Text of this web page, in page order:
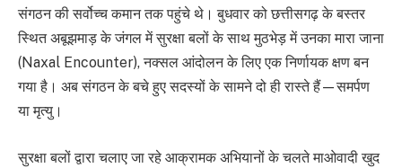
संगठन की सर्वोच्च कमान तक पहुंचे थे। बुधवार को छत्तीसगढ़ के बस्तर
स्थित अबूझमाड़ के जंगल में सुरक्षा बलों के साथ मुठभेड़ में उनका मारा जाना
(Naxal Encounter), नक्सल आंदोलन के लिए एक निर्णायक क्षण बन
गया है। अब संगठन के बचे हुए सदस्यों के सामने दो ही रास्ते हैं—समर्पण
या मृत्यु।
सुरक्षा बलों द्वारा चलाए जा रहे आक्रामक अभियानों के चलते माओवादी खुद